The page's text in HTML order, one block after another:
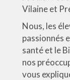
Vilaine et
Nous, les
passionnés
santé et le
nos
vous